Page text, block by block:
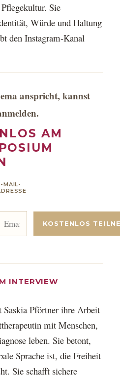
Sie
Würde und Haltung
den Instagram-Kanal
anspricht, kannst
AM
MAIL-
INTERVIEW
Pförtner ihre Arbeit
mit Menschen,
leben. Sie betont,
Sprache ist, die Freiheit
Sie schafft sichere